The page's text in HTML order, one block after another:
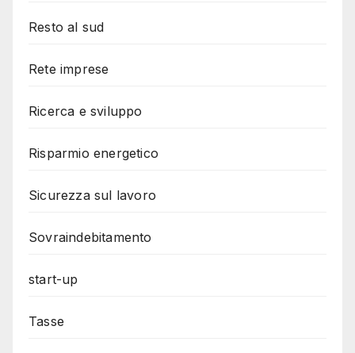
Resto al sud
Rete imprese
Ricerca e sviluppo
Risparmio energetico
Sicurezza sul lavoro
Sovraindebitamento
start-up
Tasse